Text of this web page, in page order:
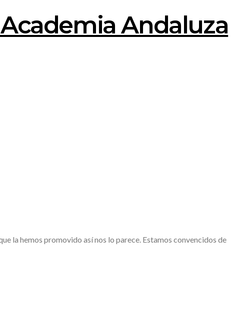
Andaluza
la hemos promovido así nos lo parece. Estamos convencidos de